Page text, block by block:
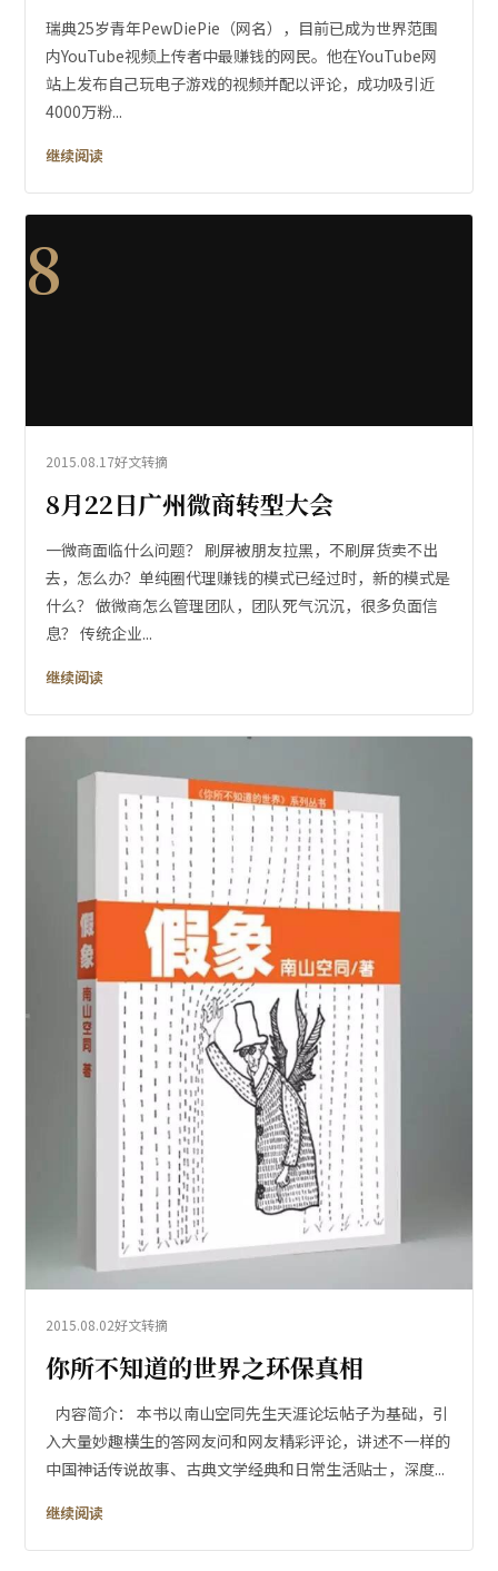
瑞典25岁青年PewDiePie（网名），目前已成为世界范围
内YouTube视频上传者中最赚钱的网民。他在YouTube网
站上发布自己玩电子游戏的视频并配以评论，成功吸引近
4000万粉...
继续阅读
8
2015.08.17好文转摘
8月22日广州微商转型大会
一微商面临什么问题？ 刷屏被朋友拉黑，不刷屏货卖不出
去，怎么办？单纯圈代理赚钱的模式已经过时，新的模式是
什么？ 做微商怎么管理团队，团队死气沉沉，很多负面信
息？ 传统企业...
继续阅读
2015.08.02好文转摘
你所不知道的世界之环保真相
内容简介： 本书以南山空同先生天涯论坛帖子为基础，引
入大量妙趣横生的答网友问和网友精彩评论，讲述不一样的
中国神话传说故事、古典文学经典和日常生活贴士，深度...
继续阅读